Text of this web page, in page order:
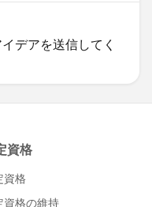
デアを送信してく